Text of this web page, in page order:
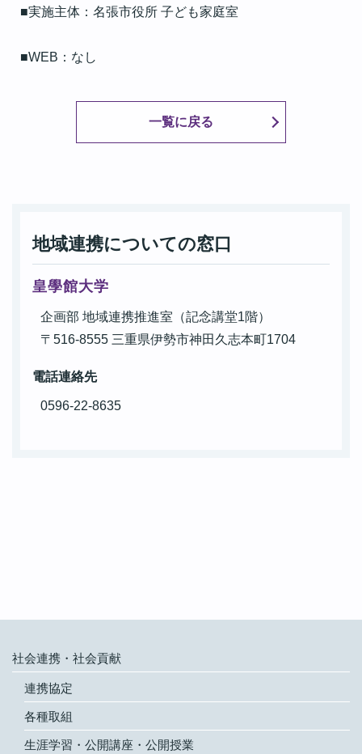
■実施主体：名張市役所 子ども家庭室
■WEB：なし
一覧に戻る
地域連携についての窓口
皇學館大学
企画部 地域連携推進室（記念講堂1階）
〒516-8555 三重県伊勢市神田久志本町1704
電話連絡先
0596-22-8635
社会連携・社会貢献
連携協定
各種取組
生涯学習・公開講座・公開授業